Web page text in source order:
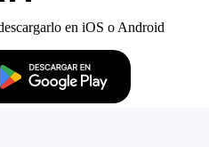
en iOS o Android